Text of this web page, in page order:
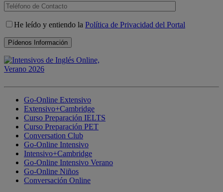
He leído y entiendo la Política de Privacidad del Portal
Go-Online Extensivo
Extensivo+Cambridge
Curso Preparación IELTS
Curso Preparación PET
Conversation Club
Go-Online Intensivo
Intensivo+Cambridge
Go-Online Intensivo Verano
Go-Online Niños
Conversación Online